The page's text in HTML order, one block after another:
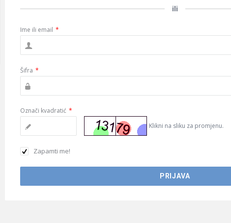
ili
Ime ili email *
Šifra *
Označi kvadratić *
Klikni na sliku za promjenu.
Zapamti me!